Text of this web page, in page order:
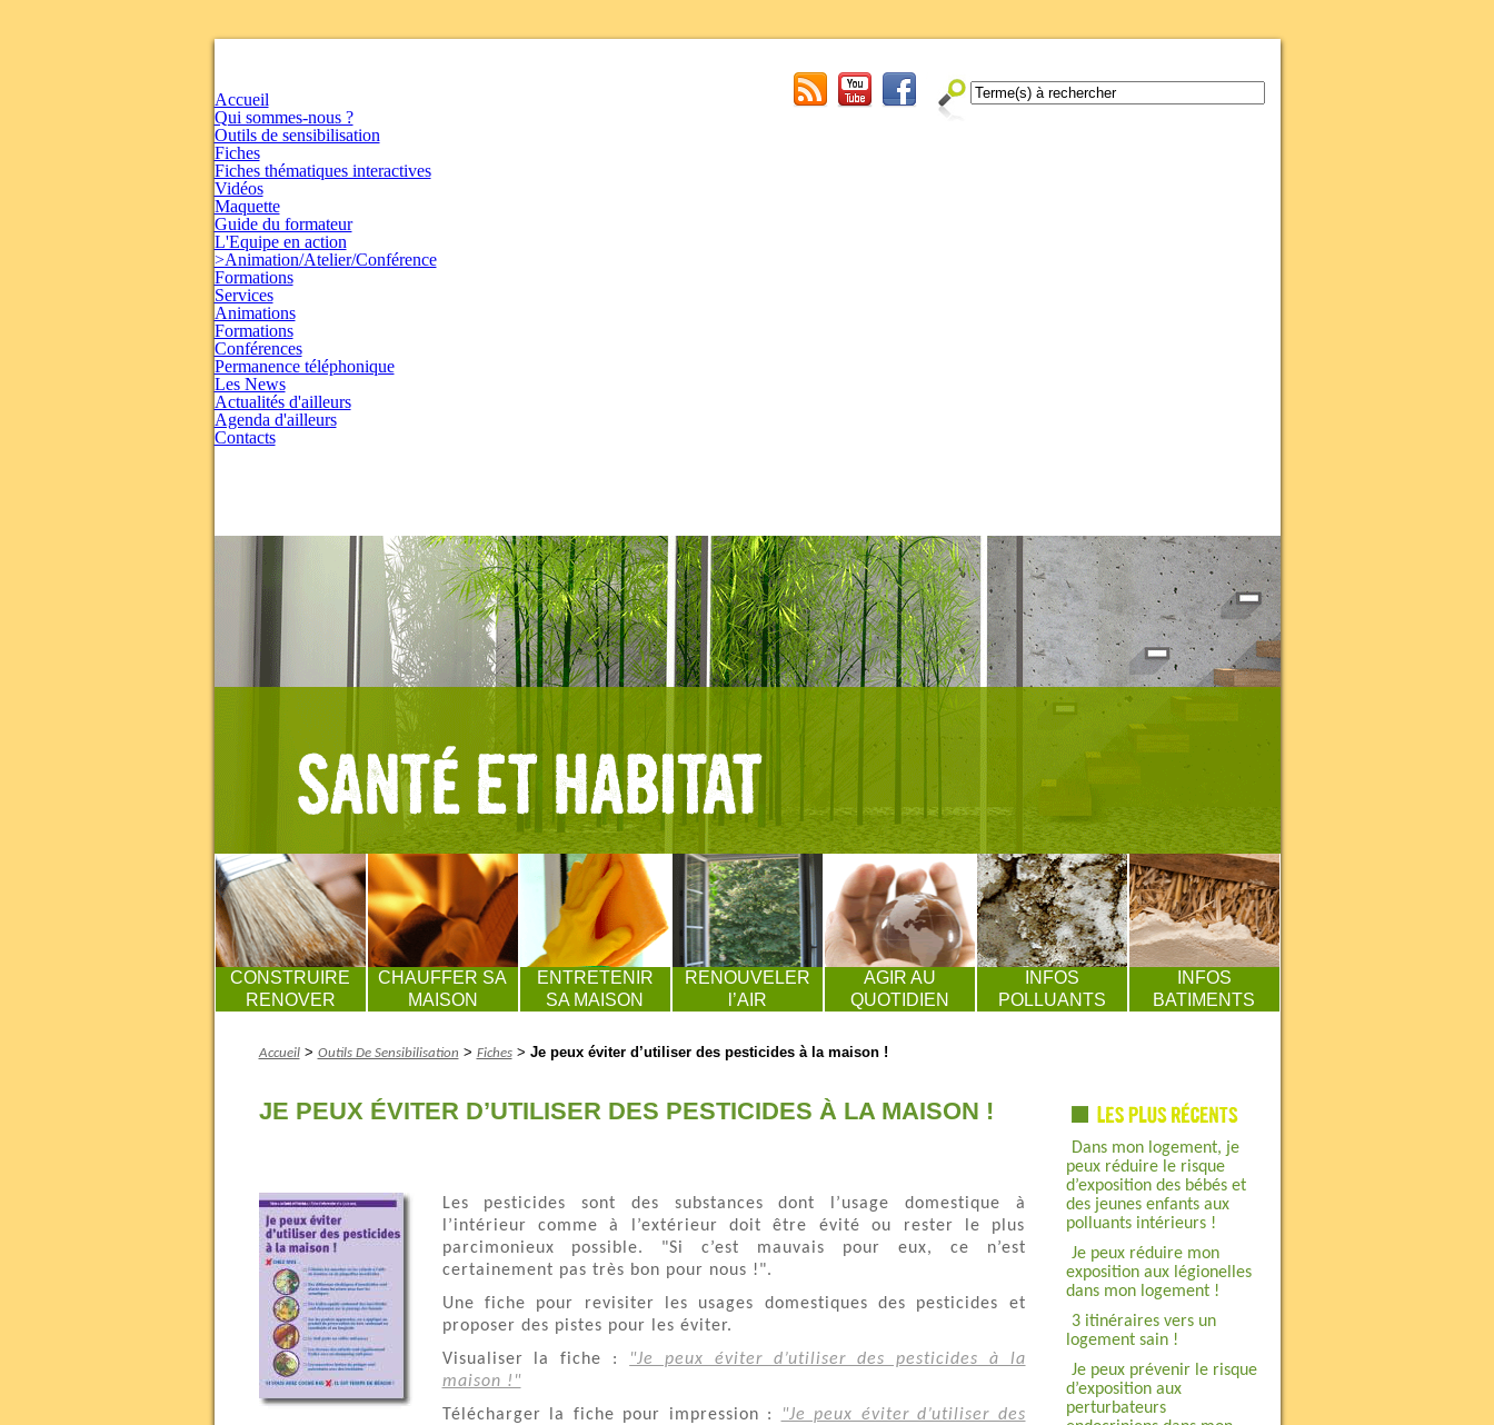
Accueil
Qui sommes-nous ?
Outils de sensibilisation
Fiches
Fiches thématiques interactives
Vidéos
Maquette
Guide du formateur
L'Equipe en action
>Animation/Atelier/Conférence
Formations
Services
Animations
Formations
Conférences
Permanence téléphonique
Les News
Actualités d'ailleurs
Agenda d'ailleurs
Contacts
CONSTRUIRE
RENOVER
CHAUFFER SA
MAISON
ENTRETENIR
SA MAISON
RENOUVELER
l’AIR
AGIR AU
QUOTIDIEN
INFOS
POLLUANTS
INFOS
BATIMENTS
Dans mon logement, je
peux réduire le risque
d’exposition des bébés et
des jeunes enfants aux
polluants intérieurs !
Je peux réduire mon
exposition aux légionelles
dans mon logement !
3 itinéraires vers un
logement sain !
Je peux prévenir le risque
d’exposition aux
perturbateurs
Accueil> Outils De Sensibilisation > Fiches> Je peux éviter d’utiliser des pesticides à la maison !
JE PEUX ÉVITER D’UTILISER DES PESTICIDES À LA MAISON !
Les pesticides sont des substances dont l’usage domestique à
l’intérieur comme à l’extérieur doit être évité ou rester le plus
parcimonieux possible. "Si c’est mauvais pour eux, ce n’est
certainement pas très bon pour nous !".
Une fiche pour revisiter les usages domestiques des pesticides et
proposer des pistes pour les éviter.
Visualiser la fiche :
"Je peux éviter d’utiliser des pesticides à la
maison !"
Télécharger la fiche pour impression :
"Je peux éviter d’utiliser des